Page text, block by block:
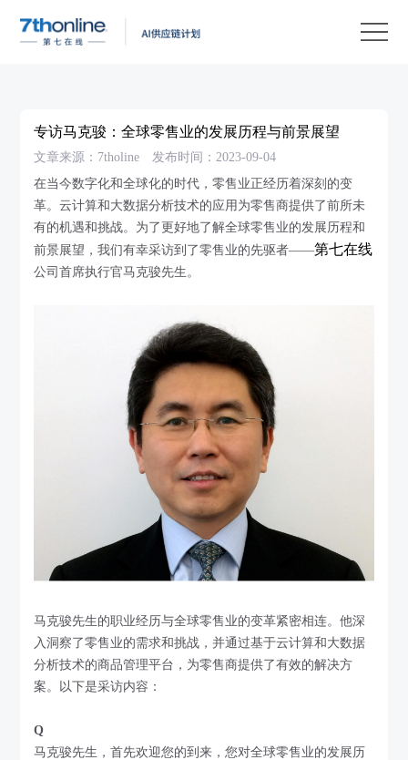
专访马克骏：全球零售业的发展历程与前景展望
文章来源：7tholine
发布时间：2023-09-04
在当今数字化和全球化的时代，零售业正经历着深刻的变
革。云计算和大数据分析技术的应用为零售商提供了前所未
有的机遇和挑战。为了更好地了解全球零售业的发展历程和
前景展望，我们有幸采访到了零售业的先驱者——第七在线
公司首席执行官马克骏先生。
马克骏先生的职业经历与全球零售业的变革紧密相连。他深
入洞察了零售业的需求和挑战，并通过基于云计算和大数据
分析技术的商品管理平台，为零售商提供了有效的解决方
案。以下是采访内容：
Q
马克骏先生，首先欢迎您的到来，您对全球零售业的发展历